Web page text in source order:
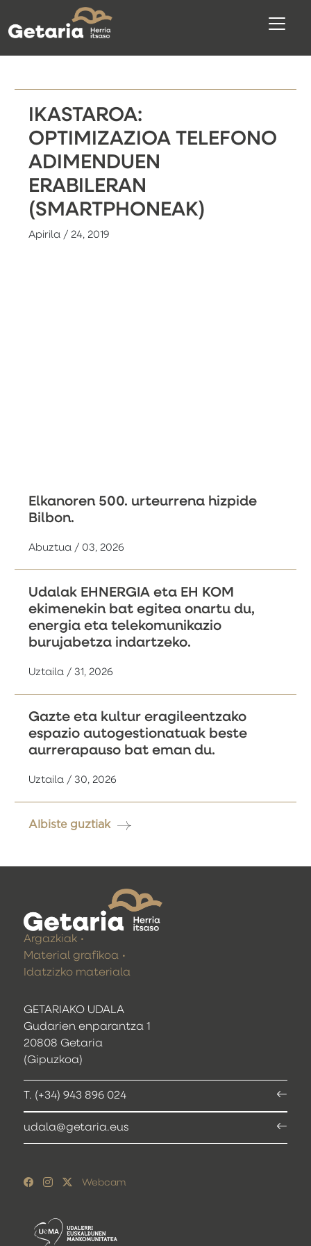
IKASTAROA:
OPTIMIZAZIOA TELEFONO
ADIMENDUEN
ERABILERAN
(SMARTPHONEAK)
Apirila / 24, 2019
Elkanoren 500. urteurrena hizpide
Bilbon.
Abuztua / 03, 2026
Udalak EHNERGIA eta EH KOM
ekimenekin bat egitea onartu du,
energia eta telekomunikazio
burujabetza indartzeko.
Uztaila / 31, 2026
Gazte eta kultur eragileentzako
espazio autogestionatuak beste
aurrerapauso bat eman du.
Uztaila / 30, 2026
Albiste guztiak
GETARIAKO UDALA
Gudarien enparantza 1
20808 Getaria
(Gipuzkoa)
T. (+34) 943 896 024
udala@getaria.eus
Argazkiak
Material grafikoa
Idatzizko materiala
Webcam